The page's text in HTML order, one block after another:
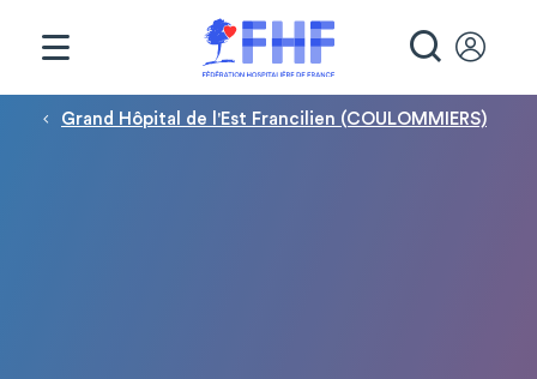
Fil d'Ariane
Grand Hôpital de l'Est Francilien (COULOMMIERS)
Panneau de gestion des cookies